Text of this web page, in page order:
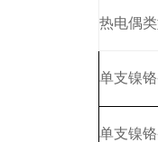
热电偶
单支镍
单支镍